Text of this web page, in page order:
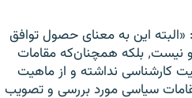
این به معنای حصول توافق
نهایی ایران و ۱+۵ در خصوص تمام موارد مربوط به توافقنامه ژنو نیست٬ بلکه همچنان‌که مقامات
مورد خاص که ماهیت کارشناسی نداشته و از ماهیت
که در سطح مقامات سیاسی مورد بررسی و تصویب